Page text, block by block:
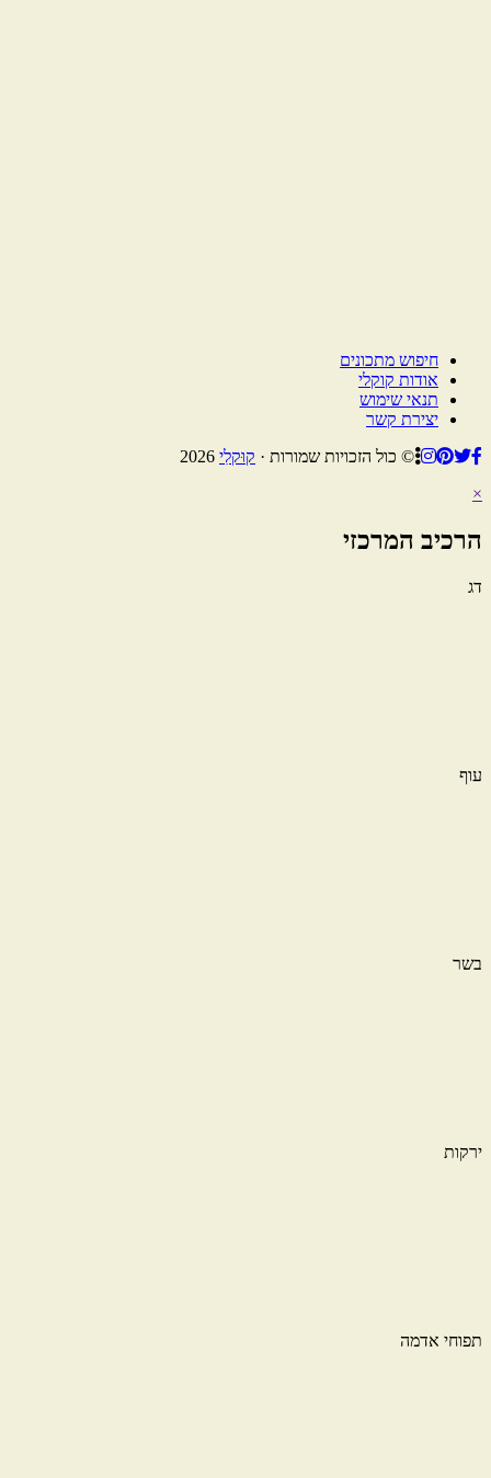
חיפוש מתכונים
אודות קוקלי
תנאי שימוש
יצירת קשר
© כול הזכויות שמורות · קוּקלִי
×
הרכיב המרכזי
דג
עוף
בשר
ירקות
תפוחי אדמה